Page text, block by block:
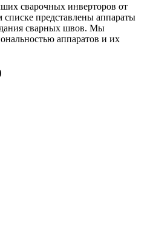
сварочных инверторов от
представлены аппараты
сварных швов. Мы
аппаратов и их